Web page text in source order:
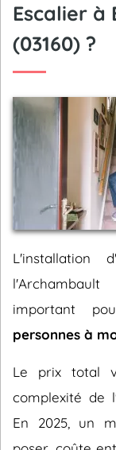
Escalier à
(03160) ?
L'installation
important
personnes à
Le prix total
complexité de
En 2025, un